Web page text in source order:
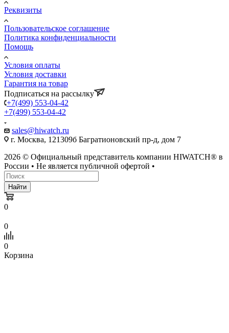
Реквизиты
Пользовательское соглашение
Политика конфиденциальности
Помощь
Условия оплаты
Условия доставки
Гарантия на товар
Подписаться на рассылку
+7(499) 553-04-42
+7(499) 553-04-42
sales@hiwatch.ru
г. Москва, 121309б Багратионовский пр-д, дом 7
2026 © Официальный представитель компании HIWATCH® в
России • Не является публичной офертой •
Найти
0
0
0
Корзина